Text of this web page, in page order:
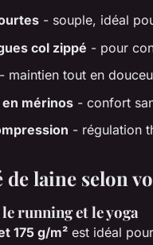
- souple, idéal
col zippé - pour
- maintien tout en
mérinos - confort
- régulation
laine selon
running et le yoga
175 g/m² est idéal